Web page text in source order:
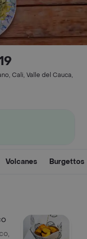
Cali, Valle del Cauca,
Volcanes Burgettos